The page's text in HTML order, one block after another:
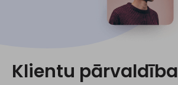
Klientu pārvaldība